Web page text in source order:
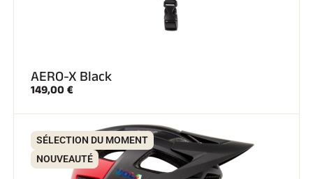
AERO-X Black
149,00 €
SÉLECTION DU MOMENT
NOUVEAUTÉ